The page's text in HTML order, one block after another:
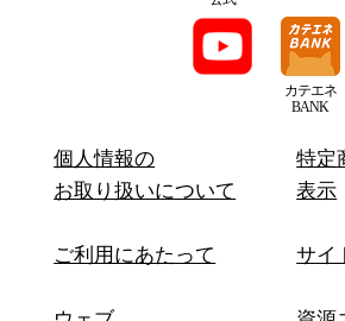
カテエネ
BANK
個人情報の
お取り扱いについて
特定
表示
ご利用にあたって サイ